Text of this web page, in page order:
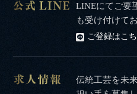
LINEにてご要
も受け付けて
ご登録はこ
伝統工芸を未